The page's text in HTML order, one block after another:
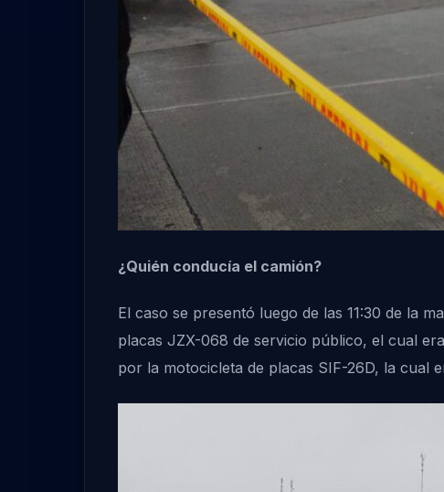
¿Quién conducía el camión?
El caso se presentó luego de las 11:30 de la
placas JZX-068 de servicio público, el cual
por la motocicleta de placas SIF-26D, la cual